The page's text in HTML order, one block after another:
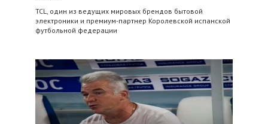
TCL, один из ведущих мировых брендов бытовой
электроники и премиум-партнер Королевской испанской
футбольной федерации